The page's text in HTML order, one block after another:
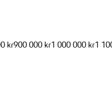
kr900 000 kr1 000 000 kr1